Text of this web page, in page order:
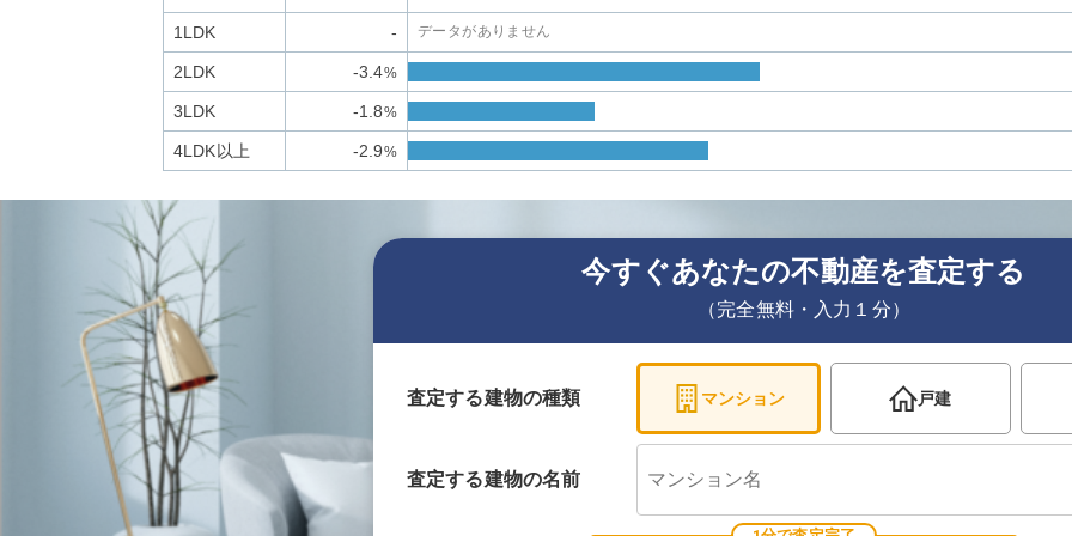
1LDK - データがありません
2LDK -3.4%
3LDK -1.8%
4LDK以上 -2.9%
今すぐあなたの不動産を査定する
（完全無料・入力１分）
査定する建物の種類 マンション 戸建
査定する建物の名前